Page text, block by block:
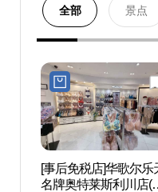
全部 景点
[事后免税店]华歌尔乐
名牌奥特莱斯利川店(